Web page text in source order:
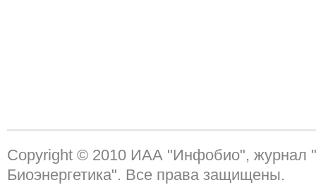
Copyright © 2010 ИАА "Инфобио", журнал
Биоэнергетика". Все права защищены.